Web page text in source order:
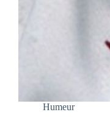
Humeur